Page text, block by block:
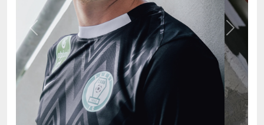
Previous Next